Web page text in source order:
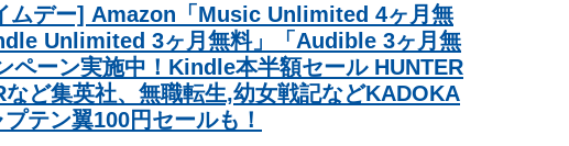
本は世界最大の超大国だった事実
た表現は完全に差別表現。メディアは放送禁止用語に指定する
い女優を選ぶなら誰になる？」
発展した本当の理由がこちら…」→「昔から日本は愛されて
プレや軍装の禁止を発表「厳粛で神聖なる場所」
ムデー] Amazon「Music Unlimited 4ヶ月無
Unlimited 3ヶ月無料」「Audible 3ヶ月無
ペーン実施中！Kindle本半額セール HUNTER
など集英社、無職転生,幼女戦記などKADOKA
テン翼100円セールも！